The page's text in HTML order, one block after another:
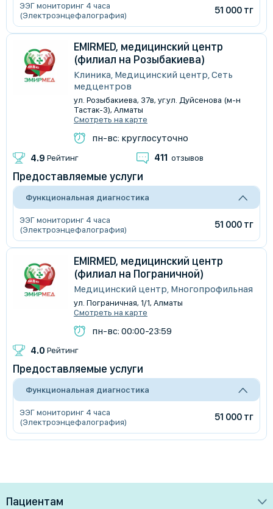
ЭЭГ мониторинг 4 часа
(Электроэнцефалография)
51 000 тг
EMIRMED, медицинский центр
(филиал на Розыбакиева)
Клиника, Медицинский центр, Сеть
медцентров
​ул. Розыбакиева, 37в, уг.ул. Дуйсенова (м-н
Тастак-3), Алматы
Смотреть на карте
пн-вс: круглосуточно
4.9 Рейтинг 411 отзывов
Предоставляемые услуги
Функциональная диагностика
ЭЭГ мониторинг 4 часа
(Электроэнцефалография)
51 000 тг
EMIRMED, медицинский центр
(филиал на Пограничной)
Медицинский центр, Многопрофильная
ул. Пограничная, 1/1, Алматы
Смотреть на карте
пн-вс: 00:00-23:59
4.0 Рейтинг
Предоставляемые услуги
Функциональная диагностика
ЭЭГ мониторинг 4 часа
(Электроэнцефалография)
51 000 тг
Пациентам